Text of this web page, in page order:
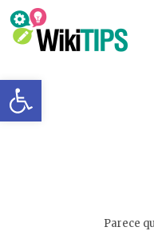
Abrir barra
Parece